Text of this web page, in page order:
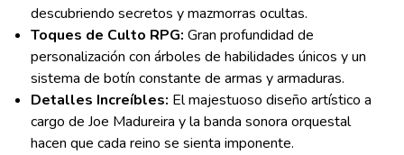
descubriendo secretos y mazmorras ocultas.
Toques de Culto RPG: Gran profundidad de
personalización con árboles de habilidades únicos y un
sistema de botín constante de armas y armaduras.
Detalles Increíbles: El majestuoso diseño artístico a
cargo de Joe Madureira y la banda sonora orquestal
hacen que cada reino se sienta imponente.